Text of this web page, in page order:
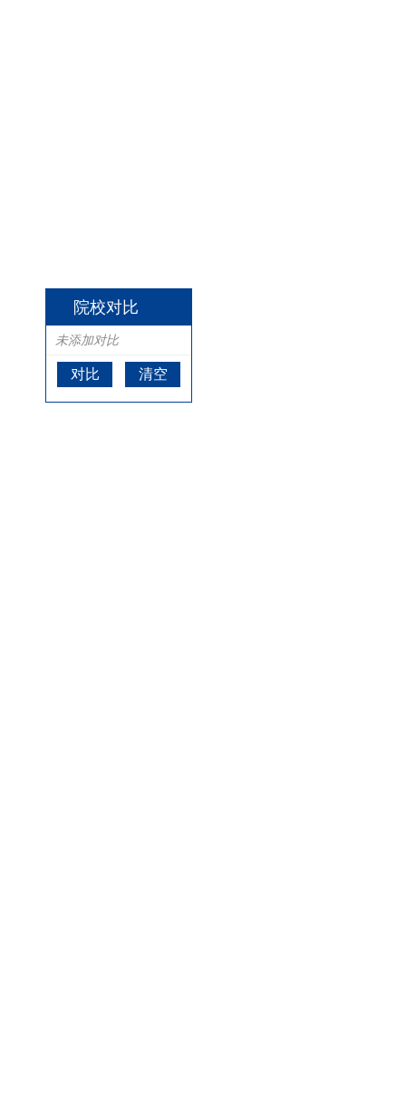
院校对比
未添加对比
对比 清空